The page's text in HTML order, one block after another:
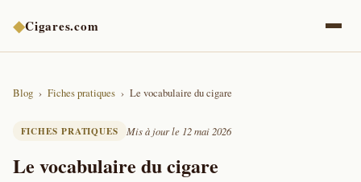
◆Cigares.com
Blog Fiches pratiques Le vocabulaire du cigare
FICHES PRATIQUES Mis à jour le 12 mai 2026
Le vocabulaire du cigare